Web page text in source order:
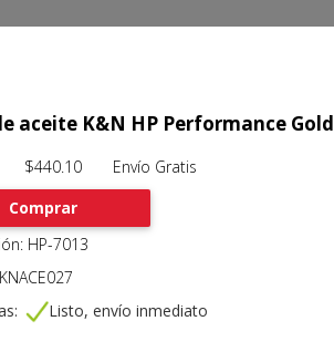
aceite K&N HP Performance Gold
Envío Gratis
Comprar
HP-7013
Listo, envío inmediato